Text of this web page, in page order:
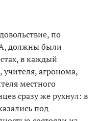
по
должны были
в каждый
учителя, агронома,
местного
сразу же рухнул: в
под